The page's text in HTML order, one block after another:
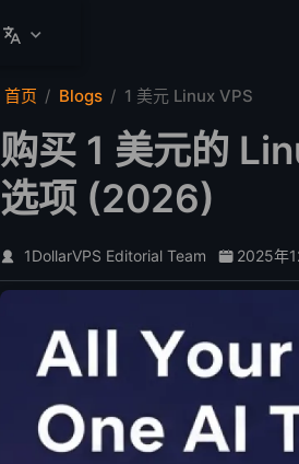
首页 Blogs 1 美元 Linux VPS
购买 1 美元的
选项 (2026)
1DollarVPS Editorial Team 2025年